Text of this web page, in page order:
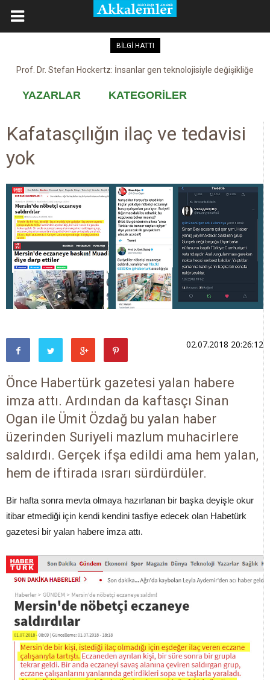
BİLGİ HATTI
Prof. Dr. Stefan Hockertz: İnsanlar gen teknolojisiyle değişikliğe
Kovid-19 aşısı, devşirme ve kobay!
YAZARLAR KATEGORİLER
Kafatasçılığın ilaç ve tedavisi
yok
02.07.2018 20:26:12
Önce Habertürk gazetesi yalan habere
imza attı. Ardından da kaftasçı Sinan
Ogan ile Ümit Özdağ bu yalan haber
üzerinden Suriyeli mazlum muhacirlere
saldırdı. Gerçek ifşa edildi ama hem yalan,
hem de iftirada ısrarı sürdürdüler.
Bir hafta sonra mevta olmaya hazırlanan bir başka deyişle okur
itibar etmediği için kendi kendini tasfiye edecek olan Habetürk
gazetesi bir yalan habere imza attı.